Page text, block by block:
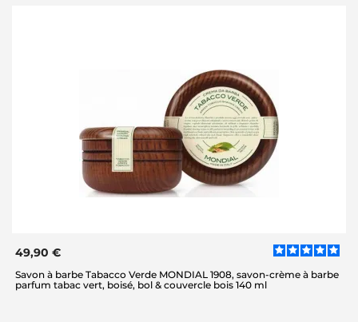
49,90 €
Savon à barbe Tabacco Verde MONDIAL 1908, savon-crème à barbe
parfum tabac vert, boisé, bol & couvercle bois 140 ml